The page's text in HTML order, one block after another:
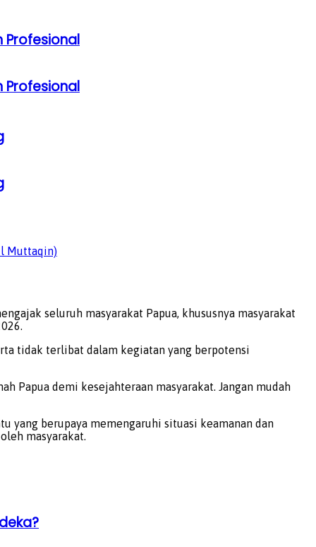
Profesional
Profesional
Muttaqin)
seluruh masyarakat Papua, khususnya masyarakat
tidak terlibat dalam kegiatan yang berpotensi
Papua demi kesejahteraan masyarakat. Jangan mudah
berupaya memengaruhi situasi keamanan dan
masyarakat.